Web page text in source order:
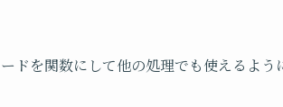
ドを関数にして他の処理でも使えるよう